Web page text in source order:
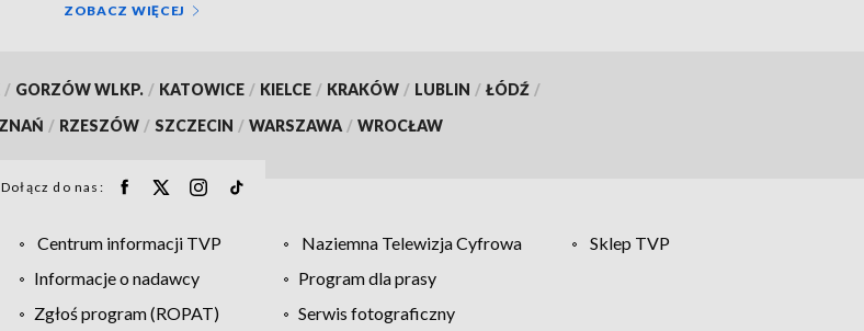
ZOBACZ WIĘCEJ
/ GORZÓW WLKP. / KATOWICE / KIELCE / KRAKÓW / LUBLIN / ŁÓDŹ /
/ RZESZÓW / SZCZECIN / WARSZAWA / WROCŁAW
Dołącz do nas:
Centrum informacji TVP Naziemna Telewizja Cyfrowa
Sklep TVP
Informacje o nadawcy
Program dla prasy
Zgłoś program (ROPAT)
Serwis fotograficzny